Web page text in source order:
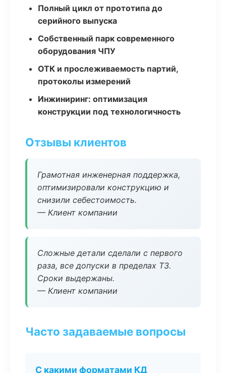
Полный цикл от прототипа до
серийного выпуска
Собственный парк современного
оборудования ЧПУ
ОТК и прослеживаемость партий,
протоколы измерений
Инжиниринг: оптимизация
конструкции под технологичность
Отзывы клиентов
Грамотная инженерная поддержка,
оптимизировали конструкцию и
снизили себестоимость.
— Клиент компании
Сложные детали сделали с первого
раза, все допуски в пределах ТЗ.
Сроки выдержаны.
— Клиент компании
Часто задаваемые вопросы
С какими форматами КД